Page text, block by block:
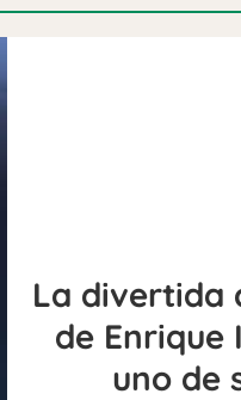
La divertida
de Enrique
uno de